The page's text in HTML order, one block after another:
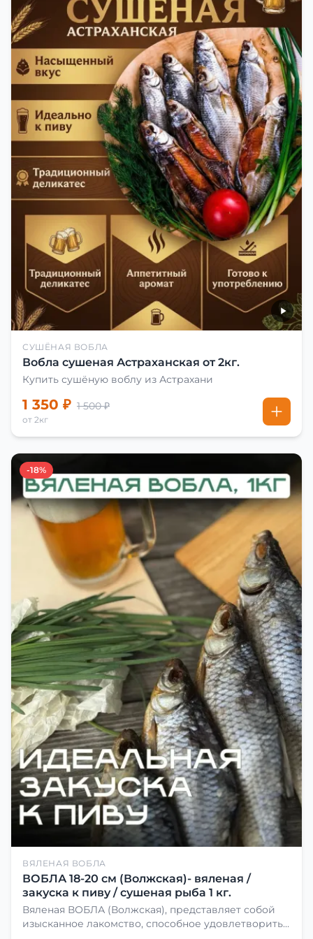
СУШЁНАЯ ВОБЛА
Вобла сушеная Астраханская от 2кг.
Купить сушёную воблу из Астрахани
1 350 ₽ 1 500 ₽
от 2кг
-18%
ВЯЛЕНАЯ ВОБЛА
ВОБЛА 18-20 см (Волжская)- вяленая /
закуска к пиву / сушеная рыба 1 кг.
Вяленая ВОБЛА (Волжская), представляет собой
изысканное лакомство, способное удовлетворить